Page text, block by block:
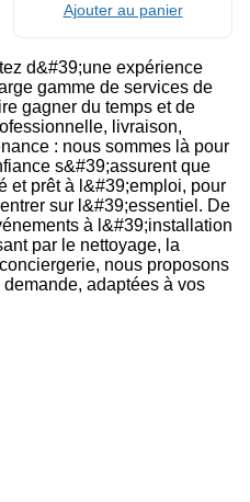
Ajouter au panier
d&#39;une expérience
gamme de services de
gagner du temps et de
livraison,
: nous sommes là pour
s&#39;assurent que
et prêt à l&#39;emploi, pour
sur l&#39;essentiel. De
à l&#39;installation
par le nettoyage, la
nous proposons
adaptées à vos